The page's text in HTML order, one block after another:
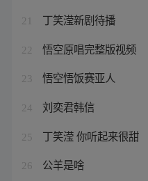
21 丁笑滢新剧待播
22 悟空原唱完整版视频
23 悟空悟饭赛亚人
24 刘奕君韩信
25 丁笑滢 你听起来很甜
26 公羊是啥